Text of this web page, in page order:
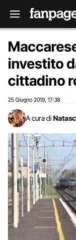
investito
cittadino
25 Giugno 2019 17:38
A cura di